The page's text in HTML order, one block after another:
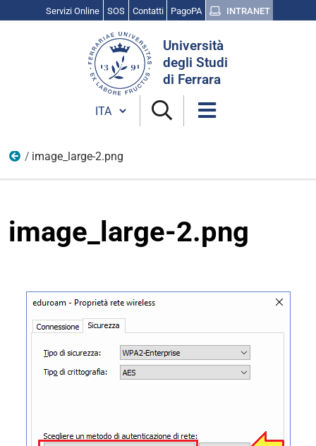
Servizi Online SOS Contatti PagoPA INTRANET
Università
degli Studi
di Ferrara
Cambia lingua
images
image_large-2.png
image_large-2.png